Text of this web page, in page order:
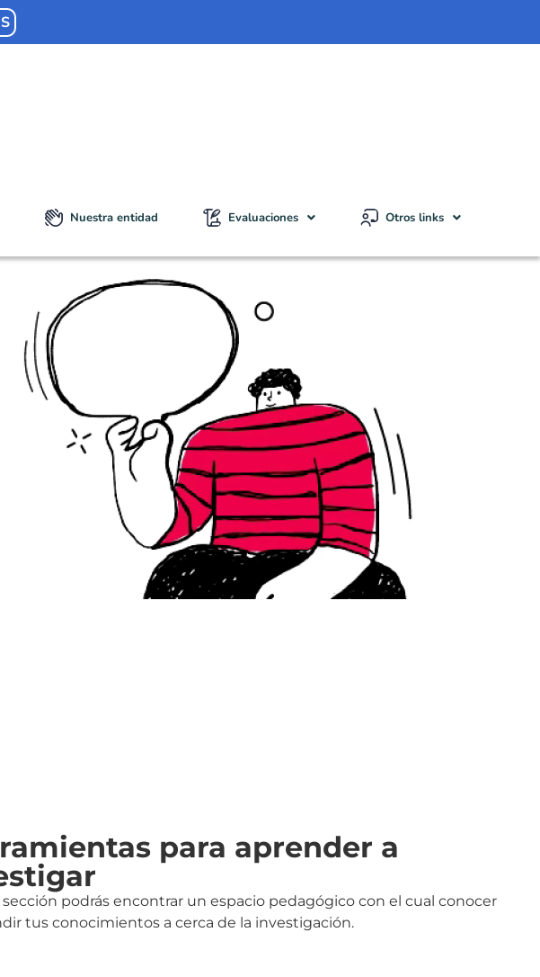
Nuestra entidad Evaluaciones Otros links
para aprender a
sección podrás encontrar un espacio pedagógico con el cual conocer
tus conocimientos a cerca de la investigación.